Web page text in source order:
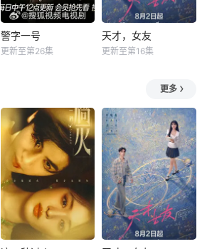
警字一号
更新至第26集
天才，女友
更新至第16集
更多